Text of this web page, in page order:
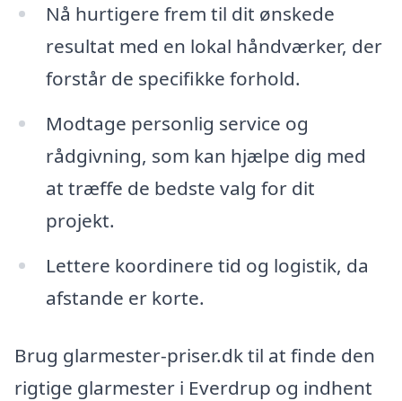
Nå hurtigere frem til dit ønskede
resultat med en lokal håndværker, der
forstår de specifikke forhold.
Modtage personlig service og
rådgivning, som kan hjælpe dig med
at træffe de bedste valg for dit
projekt.
Lettere koordinere tid og logistik, da
afstande er korte.
Brug glarmester-priser.dk til at finde den
rigtige glarmester i Everdrup og indhent